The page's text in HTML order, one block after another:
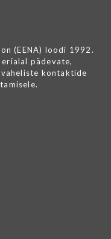
(EENA) loodi 1992.
pädevate,
kontaktide